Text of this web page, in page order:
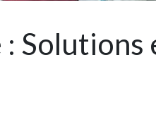
Solutions